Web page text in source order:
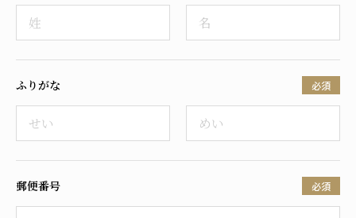
運営会社
プライバシーポリシー
採用情報
ふりがな 必須
郵便番号 必須